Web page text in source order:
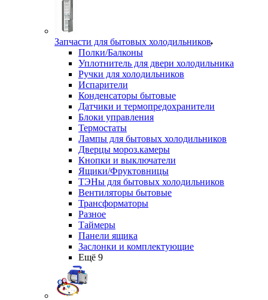
Запчасти для бытовых холодильников
Полки/Балконы
Уплотнитель для двери холодильника
Ручки для холодильников
Испарители
Конденсаторы бытовые
Датчики и термопредохранители
Блоки управления
Термостаты
Лампы для бытовых холодильников
Дверцы мороз.камеры
Кнопки и выключатели
Ящики/Фруктовницы
ТЭНы для бытовых холодильников
Вентиляторы бытовые
Трансформаторы
Разное
Таймеры
Панели ящика
Заслонки и комплектующие
Ещё 9